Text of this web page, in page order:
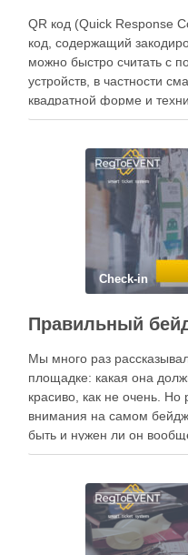
QR код (Quick Response
код, содержащий
можно быстро считать с
устройств, в частности
квадратной форме и
коды легко считываются
билетов? Сегодня QR
Check-in
Мы много раз
площадке: какая она
красиво, как не очень. Но
внимания на самом
быть и нужен ли он
идентификатор